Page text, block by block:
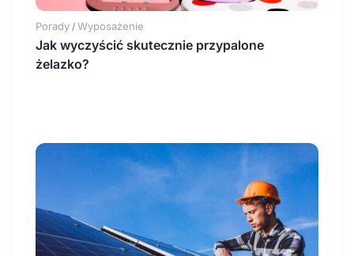
Porady / Wyposażenie
Jak wyczyścić skutecznie przypalone
żelazko?